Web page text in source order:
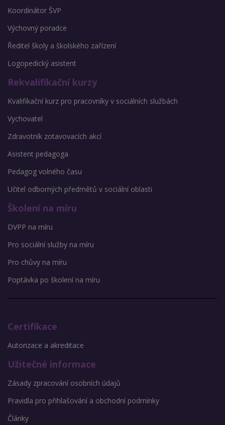
Koordinátor ŠVP
Výchovný poradce
Ředitel školy a školského zařízení
Logopedický asistent
Rekvalifikační kurzy
Kvalifikační kurz pro pracovníky v sociálních službách
Vychovatel
Zdravotník zotavovacích akcí
Asistent pedagoga
Pedagog volného času
Učitel odborných předmětů v sociální oblasti
Školení na míru
DVPP na míru
Pro sociální služby na míru
Pro chůvy na míru
Poptávka po školení na míru
Certifikace
Autorizace a akreditace
Užitečné informace
Zásady zpracování osobních údajů
Pravidla pro přihlašování a obchodní podmínky
Články